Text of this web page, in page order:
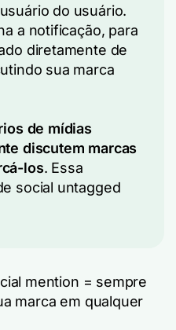
do usuário.
a notificação, para
diretamente de
sua marca
de mídias
discutem marcas
los. Essa
social untagged
mention = sempre
marca em qualquer